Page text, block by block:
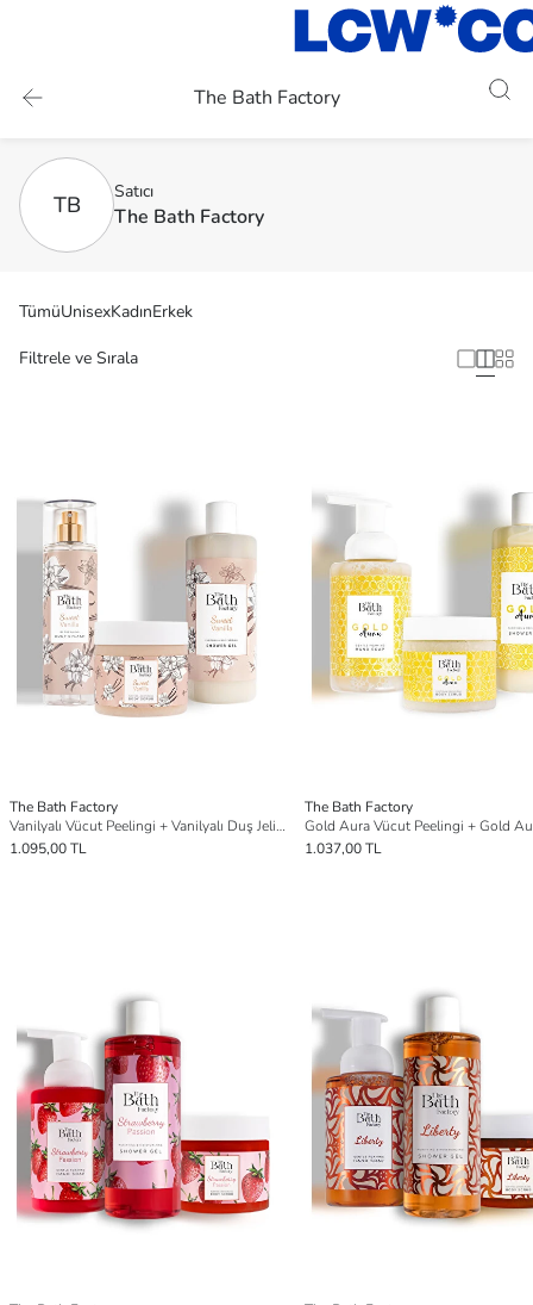
The Bath Factory
TB Satıcı
The Bath Factory
TümüUnisexKadınErkek
Filtrele ve Sırala
The Bath Factory
Vanilyalı Vücut Peelingi + Vanilyalı Duş Jeli + Vanilyalı Vücut Spreyi
1.095,00 TL
The Bath Factory
1.037,00 TL